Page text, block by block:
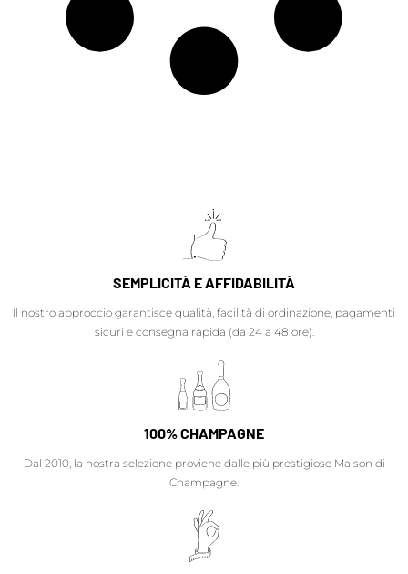
SEMPLICITÀ E AFFIDABILITÀ
Il nostro approccio garantisce qualità, facilità di ordinazione, pagamenti
sicuri e consegna rapida (da 24 a 48 ore).
100% CHAMPAGNE
Dal 2010, la nostra selezione proviene dalle più prestigiose Maison di
Champagne.